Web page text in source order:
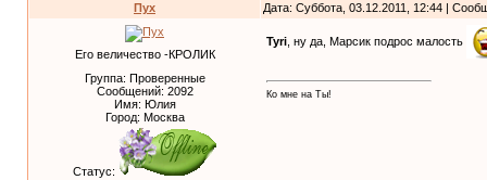
Пух Дата: Суббота, 03.12.2011, 12:44 |
Его величество -КРОЛИК
Группа: Проверенные
Сообщений: 2092
Имя: Юлия
Город: Москва
Статус:
Tyri , ну да, Марсик подрос малость
Ко мне на Ты!